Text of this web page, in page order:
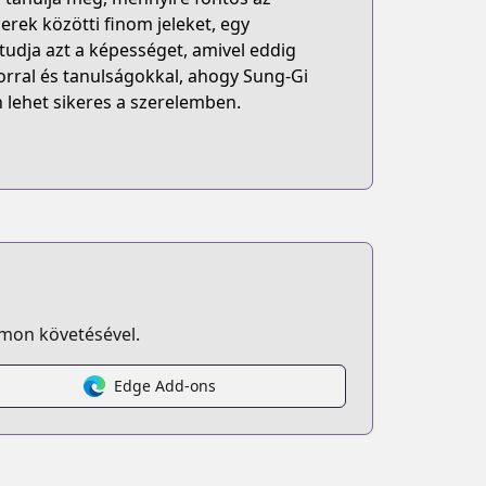
közötti finom jeleket, egy
azt a képességet, amivel eddig
és tanulságokkal, ahogy Sung-Gi
sikeres a szerelemben.
követésével.
Edge Add-ons